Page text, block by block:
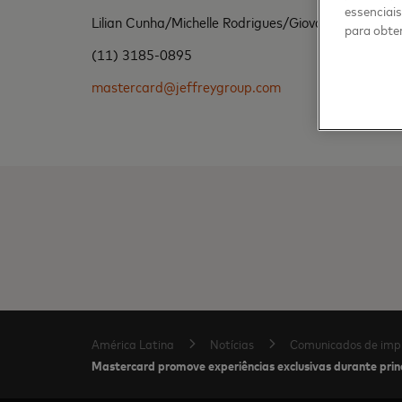
Lilian Cunha/Michelle Rodrigues/Giovana
(11) 3185-0895
mastercard@jeffreygroup.com
América Latina Notícias Comunicados de
Mastercard promove experiências exclusivas durante
para